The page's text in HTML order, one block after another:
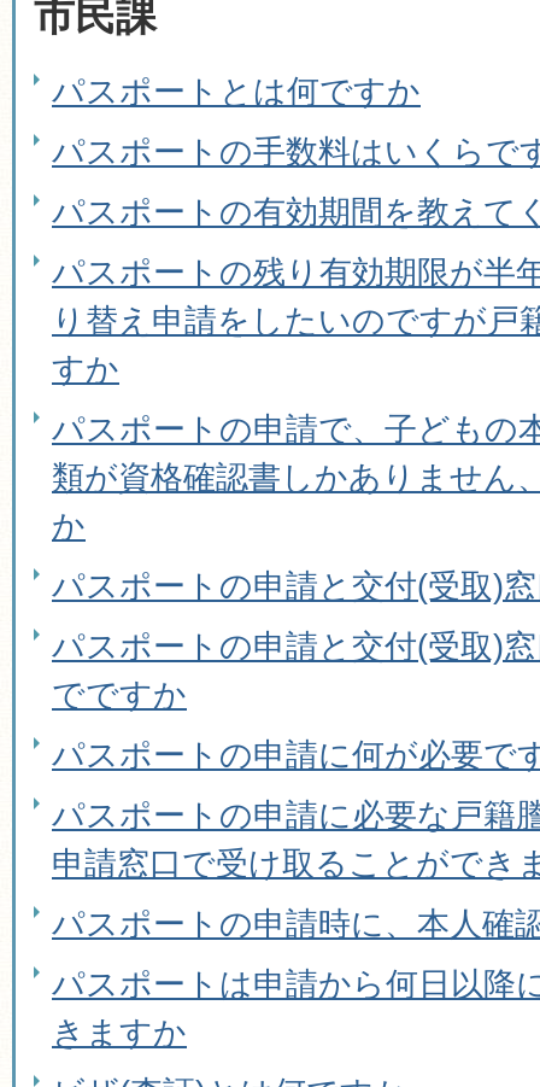
市民課
パスポートとは何ですか
パスポートの手数料はいくらで
パスポートの有効期間を教えて
パスポートの残り有効期限が半
り替え申請をしたいのですが戸
すか
パスポートの申請で、子どもの
類が資格確認書しかありません
か
パスポートの申請と交付(受取)
パスポートの申請と交付(受取)
でですか
パスポートの申請に何が必要で
パスポートの申請に必要な戸籍
申請窓口で受け取ることができ
パスポートの申請時に、本人確
パスポートは申請から何日以降
きますか